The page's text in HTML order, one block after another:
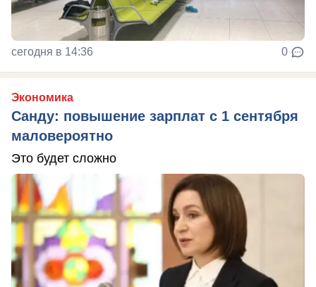
сегодня в 14:36 0
Экономика
Санду: повышение зарплат с 1 сентября
маловероятно
Это будет сложно